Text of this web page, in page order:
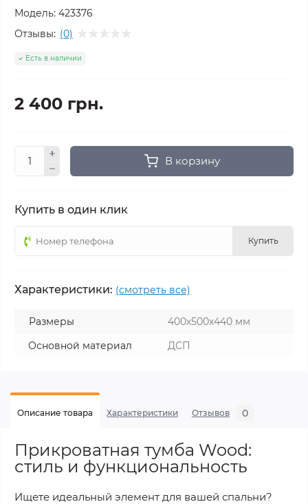
Модель: 423376
Отзывы: (0)
Есть в наличии
2 400 грн.
В корзину
Купить в один клик
Купить
Характеристики: (смотреть все)
Размеры
400х500х440 мм
Основной материал
ДСП
Описание товара Характеристики Отзывов 0
Прикроватная тумба Wood:
стиль и функциональность
Ищете идеальный элемент для вашей спальни?